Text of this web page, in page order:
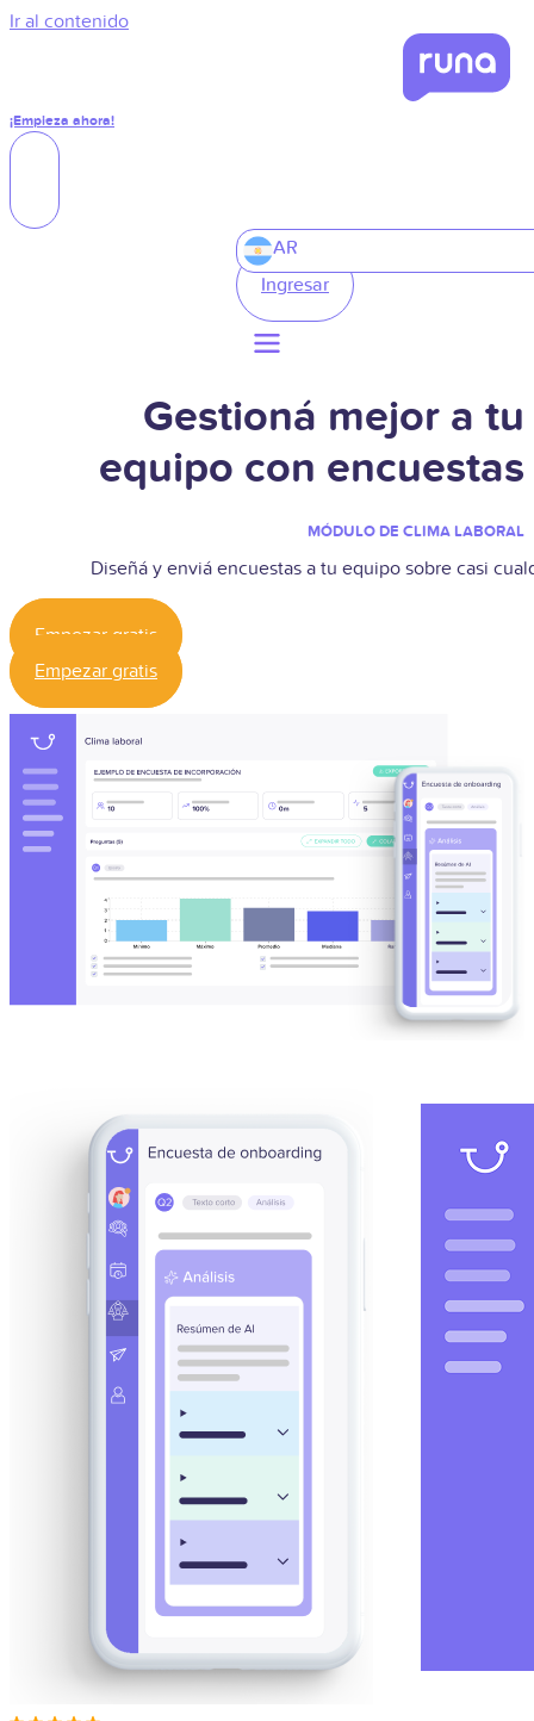
Ir al contenido
¡Empieza ahora!
AR
Ingresar
Gestioná mejor a tu
equipo con encuestas
MÓDULO DE CLIMA LABORAL
Diseñá y enviá encuestas a tu equipo sobre casi
Empezar gratis
Empezar gratis